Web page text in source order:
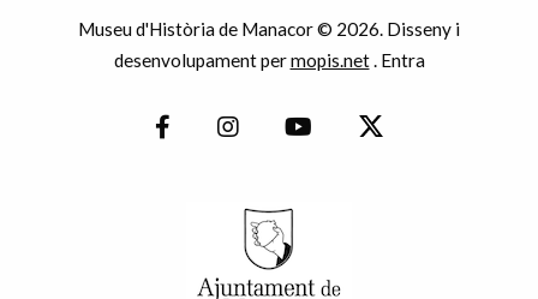
Museu d'Història de Manacor © 2026. Disseny i
desenvolupament permopis.net. Entra